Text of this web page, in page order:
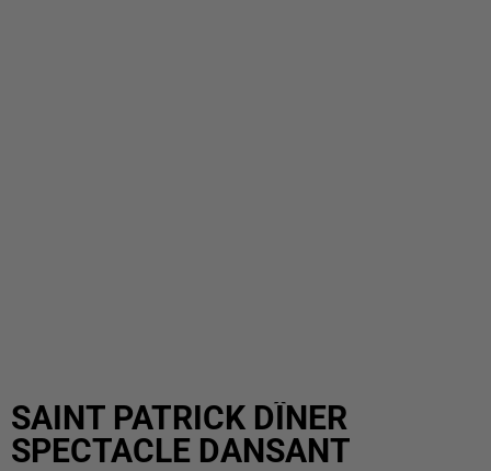
SAINT PATRICK DÎNER
SPECTACLE DANSANT